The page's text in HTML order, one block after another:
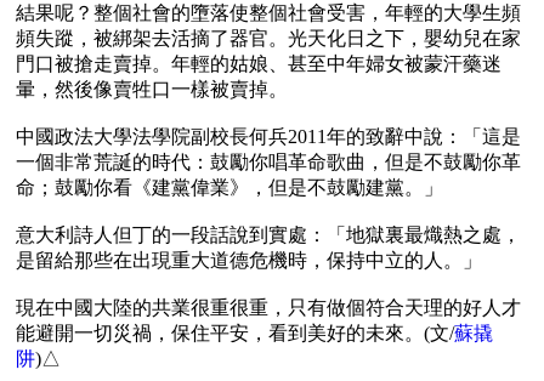
結果呢？整個社會的墮落使整個社會受害，年輕的大學生頻
頻失蹤，被綁架去活摘了器官。光天化日之下，嬰幼兒在家
門口被搶走賣掉。年輕的姑娘、甚至中年婦女被蒙汗藥迷
暈，然後像賣牲口一樣被賣掉。
中國政法大學法學院副校長何兵2011年的致辭中說：「這是
一個非常荒誕的時代：鼓勵你唱革命歌曲，但是不鼓勵你革
命；鼓勵你看《建黨偉業》，但是不鼓勵建黨。」
意大利詩人但丁的一段話說到實處：「地獄裏最熾熱之處，
是留給那些在出現重大道德危機時，保持中立的人。」
現在中國大陸的共業很重很重，只有做個符合天理的好人才
能避開一切災禍，保住平安，看到美好的未來。(文/蘇撬
阱